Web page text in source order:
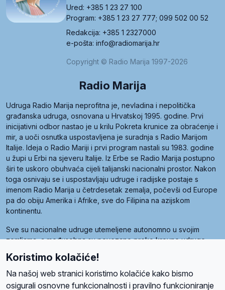
Ured: +385 1 23 27 100
Program: +385 1 23 27 777; 099 502 00 52
Redakcija: +385 1 2327000
e-pošta: info@radiomarija.hr
Copyright © Radio Marija 1997-2026
Radio Marija
Udruga Radio Marija neprofitna je, nevladina i nepolitička
građanska udruga, osnovana u Hrvatskoj 1995. godine. Prvi
inicijativni odbor nastao je u krilu Pokreta krunice za obraćenje i
mir, a uoči osnutka uspostavljena je suradnja s Radio Marijom
Italije. Ideja o Radio Mariji i prvi program nastali su 1983. godine
u župi u Erbi na sjeveru Italije. Iz Erbe se Radio Marija postupno
širi te uskoro obuhvaća cijeli talijanski nacionalni prostor. Nakon
toga osnivaju se i uspostavljaju udruge i radijske postaje s
imenom Radio Marija u četrdesetak zemalja, počevši od Europe
pa do obiju Amerika i Afrike, sve do Filipina na azijskom
kontinentu.
Sve su nacionalne udruge utemeljene autonomno u svojim
zemljama, a međusobna su povezane preko krovne udruge
Radio Maria). Svjetsku obitelj utemeljilo je sedam članica, među
kojima je i hrvatska Udruga Radio Marija.
Koristimo kolačiće!
Na našoj web stranici koristimo kolačiće kako bismo
osigurali osnovne funkcionalnosti i pravilno funkcioniranje